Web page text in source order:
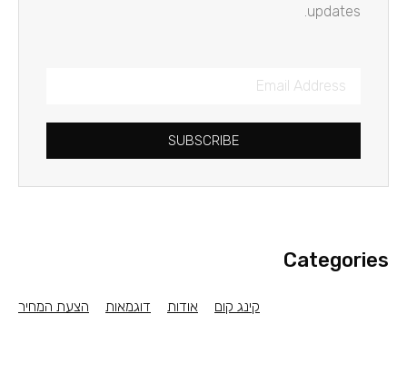
updates.
SUBSCRIBE
Categories
קינג קום אודות דוגמאות הצעת המחיר